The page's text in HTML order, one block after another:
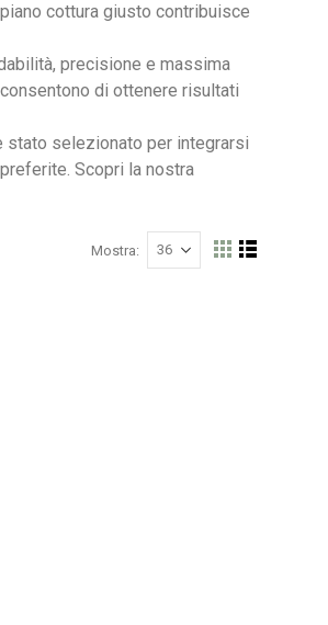
cottura giusto contribuisce
precisione e massima
di ottenere risultati
selezionato per integrarsi
Scopri la nostra
Mostra
Mostra